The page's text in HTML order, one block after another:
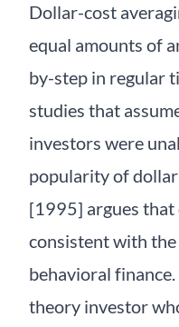
Dollar-cost
equal amounts of
by-step in regular
studies that
investors were
popularity of
[1995] argues that
consistent with
behavioral
theory investor